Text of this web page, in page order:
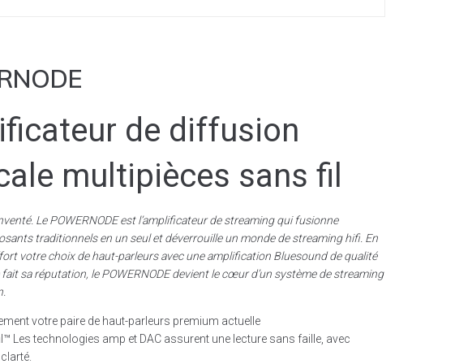
de diffusion
multipièces sans fil
Le POWERNODE est l’amplificateur de streaming qui fusionne
traditionnels en un seul et déverrouille un monde de streaming hifi. En
votre choix de haut-parleurs avec une amplification Bluesound de qualité
sa réputation, le POWERNODE devient le cœur d’un système de streaming
votre paire de haut-parleurs premium actuelle
Les technologies amp et DAC assurent une lecture sans faille, avec